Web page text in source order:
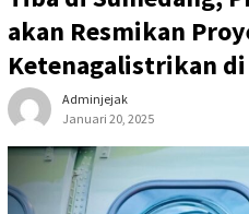
akan Resmikan
Ketenagalistrikan
Adminjejak
Januari 20, 2025